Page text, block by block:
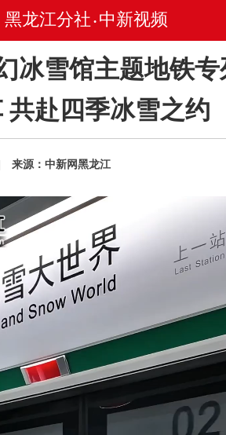
黑龙江分社 • 中新视频
冰雪馆主题地铁
共赴四季冰雪之约
来源：中新网黑龙江